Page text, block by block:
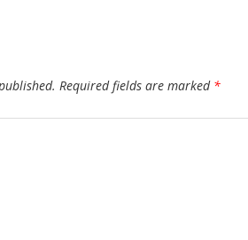
Required fields are marked *